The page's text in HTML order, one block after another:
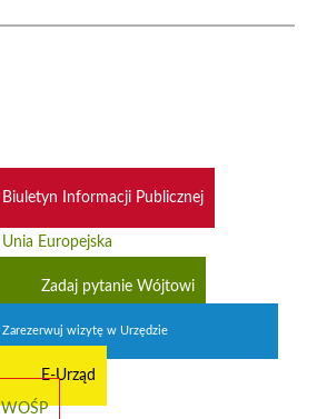
Biuletyn Informacji Publicznej
Unia Europejska
Zadaj pytanie Wójtowi
Zarezerwuj wizytę w Urzędzie
E-Urząd
WOŚP